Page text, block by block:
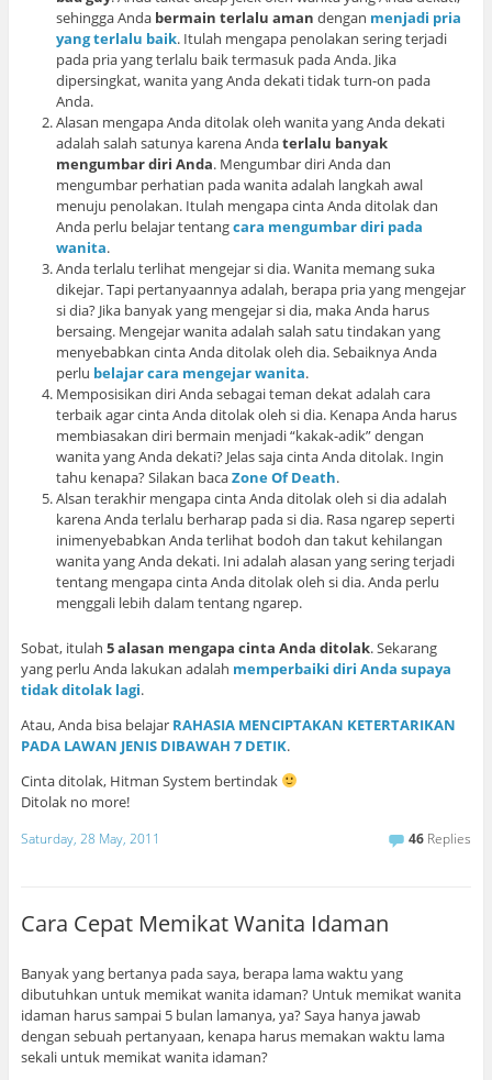
sehingga Anda bermain terlalu aman dengan menjadi pria
yang terlalu baik. Itulah mengapa penolakan sering terjadi
pada pria yang terlalu baik termasuk pada Anda. Jika
dipersingkat, wanita yang Anda dekati tidak turn-on pada
Anda.
Alasan mengapa Anda ditolak oleh wanita yang Anda dekati
adalah salah satunya karena Andaterlalu banyak
mengumbar diri Anda. Mengumbar diri Anda dan
mengumbar perhatian pada wanita adalah langkah awal
menuju penolakan. Itulah mengapa cinta Anda ditolak dan
Anda perlu belajar tentangcara mengumbar diri pada
wanita.
Anda terlalu terlihat mengejar si dia. Wanita memang suka
dikejar. Tapi pertanyaannya adalah, berapa pria yang mengejar
si dia? Jika banyak yang mengejar si dia, maka Anda harus
bersaing. Mengejar wanita adalah salah satu tindakan yang
menyebabkan cinta Anda ditolak oleh dia. Sebaiknya Anda
perlu belajar cara mengejar wanita.
Memposisikan diri Anda sebagai teman dekat adalah cara
terbaik agar cinta Anda ditolak oleh si dia. Kenapa Anda harus
membiasakan diri bermain menjadi “kakak-adik” dengan
wanita yang Anda dekati? Jelas saja cinta Anda ditolak. Ingin
tahu kenapa? Silakan bacaZone Of Death.
Alsan terakhir mengapa cinta Anda ditolak oleh si dia adalah
karena Anda terlalu berharap pada si dia. Rasa ngarep seperti
inimenyebabkan Anda terlihat bodoh dan takut kehilangan
wanita yang Anda dekati. Ini adalah alasan yang sering terjadi
tentang mengapa cinta Anda ditolak oleh si dia. Anda perlu
menggali lebih dalam tentang ngarep.
Sobat, itulah 5 alasan mengapa cinta Anda ditolak. Sekarang
yang perlu Anda lakukan adalah memperbaiki diri Anda supaya
tidak ditolak lagi.
Atau, Anda bisa belajar RAHASIA MENCIPTAKAN KETERTARIKAN
PADA LAWAN JENIS DIBAWAH 7 DETIK.
Cinta ditolak, Hitman System bertindak
Ditolak no more!
Saturday, 28 May, 2011 46 Replies
Cara Cepat Memikat Wanita Idaman
Banyak yang bertanya pada saya, berapa lama waktu yang
dibutuhkan untuk memikat wanita idaman? Untuk memikat wanita
idaman harus sampai 5 bulan lamanya, ya? Saya hanya jawab
dengan sebuah pertanyaan, kenapa harus memakan waktu lama
sekali untuk memikat wanita idaman?